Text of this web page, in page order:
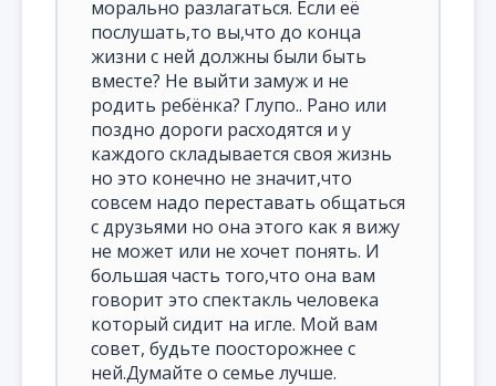
морально разлагаться. Если её
послушать,то вы,что до конца
жизни с ней должны были быть
вместе? Не выйти замуж и не
родить ребёнка? Глупо.. Рано или
поздно дороги расходятся и у
каждого складывается своя жизнь
но это конечно не значит,что
совсем надо переставать общаться
с друзьями но она этого как я вижу
не может или не хочет понять. И
большая часть того,что она вам
говорит это спектакль человека
который сидит на игле. Мой вам
совет, будьте поосторожнее с
ней.Думайте о семье лучше.